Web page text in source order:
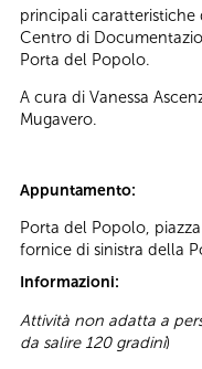
principali caratteristiche
Centro di
Porta del Popolo.
A cura di Vanessa
Mugavero.
Appuntamento:
Porta del Popolo,
fornice di sinistra della
Informazioni:
Attività non adatta a
da salire 120 gradini)